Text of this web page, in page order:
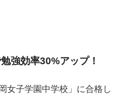
強効率30%アップ！
女子学園中学校」に合格し